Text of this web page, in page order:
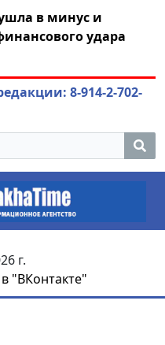
смотрины
разбор?
8-914-2-702-
г.
"ВКонтакте"